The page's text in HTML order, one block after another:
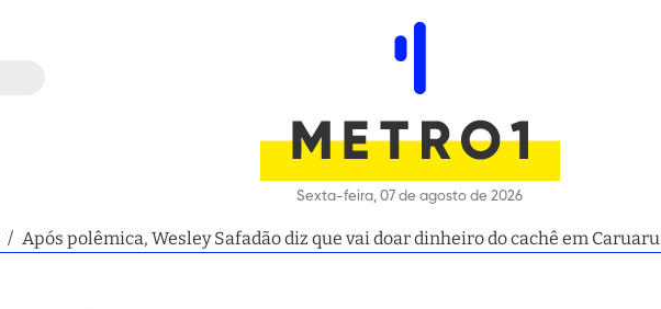
Sexta-feira, 07 de agosto de 2026
/ Após polêmica, Wesley Safadão diz que vai doar dinheiro do cachê em Caruaru